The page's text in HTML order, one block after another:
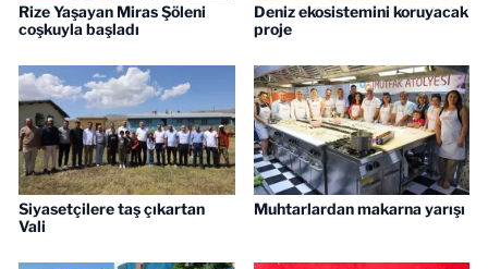
Rize Yaşayan Miras Şöleni
coşkuyla başladı
Deniz ekosistemini koruyacak
proje
Siyasetçilere taş çıkartan
Vali
Muhtarlardan makarna yarışı